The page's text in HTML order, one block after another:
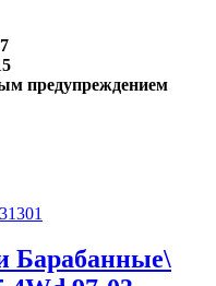
предупреждением
Барабанные\